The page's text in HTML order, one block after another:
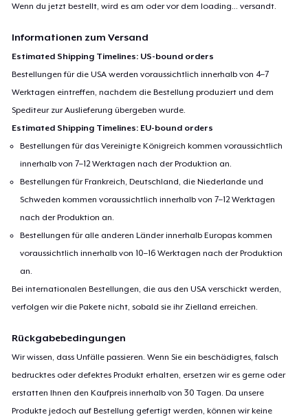
Wenn du jetzt bestellt, wird es am oder vor demloading... versandt.
Informationen zum Versand
Estimated Shipping Timelines: US-bound orders
Bestellungen für die USA werden voraussichtlich innerhalb von 4–7
Werktagen eintreffen, nachdem die Bestellung produziert und dem
Spediteur zur Auslieferung übergeben wurde.
Estimated Shipping Timelines: EU-bound orders
Bestellungen für das Vereinigte Königreich kommen voraussichtlich
innerhalb von 7–12 Werktagen nach der Produktion an.
Bestellungen für Frankreich, Deutschland, die Niederlande und
Schweden kommen voraussichtlich innerhalb von 7–12 Werktagen
nach der Produktion an.
Bestellungen für alle anderen Länder innerhalb Europas kommen
voraussichtlich innerhalb von 10–16 Werktagen nach der Produktion
an.
Bei internationalen Bestellungen, die aus den USA verschickt werden,
verfolgen wir die Pakete nicht, sobald sie ihr Zielland erreichen.
Rückgabebedingungen
Wir wissen, dass Unfälle passieren. Wenn Sie ein beschädigtes, falsch
bedrucktes oder defektes Produkt erhalten, ersetzen wir es gerne oder
erstatten Ihnen den Kaufpreis innerhalb von 30 Tagen. Da unsere
Produkte jedoch auf Bestellung gefertigt werden, können wir keine